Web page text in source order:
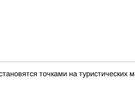
точками на туристических